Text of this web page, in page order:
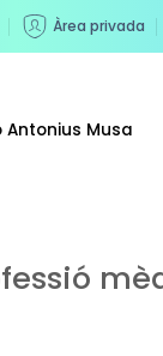
Àrea privada
Antonius Musa